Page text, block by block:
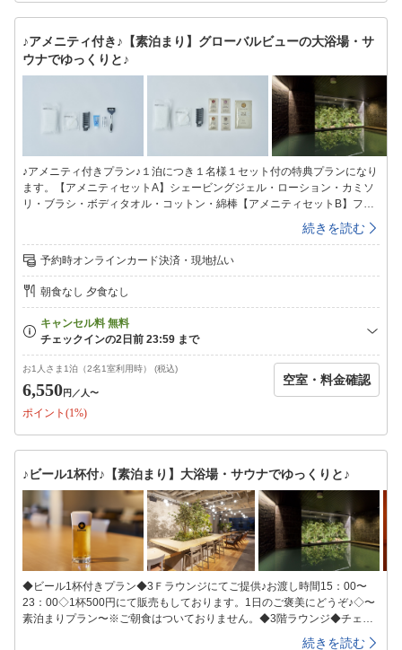
制限2.1ｍ※フロントにて駐車サービス券をご購入下さい。カーナビをご
利用の方は、024-932-9980で検索をお願い致します。（道案内やお問い
合せはホテル024-932-3232へお電話ください)。
♪アメニティ付き♪【素泊まり】グローバルビューの大浴場・サ
ウナでゆっくりと♪
♪アメニティ付きプラン♪１泊につき１名様１セット付の特典プランになり
ます。【アメニティセットA】シェービングジェル・ローション・カミソ
リ・ブラシ・ボディタオル・コットン・綿棒【アメニティセットB】フェ
イスケア4点セット・フェイスマスク・ブラシ・ボディタオル・コット
ン・綿棒〜素泊まりプラン〜※ご朝食はついておりません。◆３階フロン
ト◆チェックイン１５：００〜チェックアウト〜１０：００◆３階ラウン
ジ◆チェックイン前・チェックアウト後もご利用頂けます♪テレワークに
必要なコンセントＢＯＸ・Ｗi−Ｆiの利用可能で快適。◆大浴場◆♪グロー
バルビューの男女別大浴場・サウナでリフレッシュ♪【温泉会場】地下１
階【入浴時間】１５：００〜翌朝９：００※ＡＭ１：００〜ＡＭ５：００
までご利用休止となります。【湯質】塩化物湯【効能】冷え症、腰痛、疲
労回復、肩のこり、神経痛、リウマチ、痔、荒れ性、あせも、しっしん、
にきび、しもやけ、あかぎれ、、ひび、うちみ、くじき【タオル類】温泉
会場にタオルの準備はございません。お部屋のタオルをお持ち頂きご利用
ください。■オンラインカード決済の領収証■オンラインカード決済の領収
証はホテルでは発行できません。ご不明な点はお問い合わせください。
は直接駐車場でお支払いいただくか(200円/30分)、長時間の場合は追加で
サービス券をご購入ください。契約時間内でもお車の出し入れをされます
と別途料金がかかります。カーナビをご利用の方は、024-932-9980で検
索をお願い致します。■お願い■ホテル入口について22時を過ぎますとマ
ギー陣屋契約駐車場のななめ向かいの東側入口のみご利用いただけます。
表通りに面していない為、お手数ですが事前に地図などで駐車場やホテル
の位置をご確認の上お越しいただきますようご協力お願い致します。
続きを読む
予約時オンラインカード決済・現地払い
朝食なし 夕食なし
お1人さま1泊（2名1室利用時） (税込)
6,550円 ／人〜
ポイント(1%)
空室・料金確認
♪ビール1杯付♪【素泊まり】大浴場・サウナでゆっくりと♪
◆ビール1杯付きプラン◆3Ｆラウンジにてご提供♪お渡し時間15：00〜
23：00◇1杯500円にて販売もしております。1日のご褒美にどうぞ♪◇〜
素泊まりプラン〜※ご朝食はついておりません。◆3階ラウンジ◆チェッ
クイン前・チェックアウト後もご利用頂けます♪テレワークに必要なコン
続きを読む